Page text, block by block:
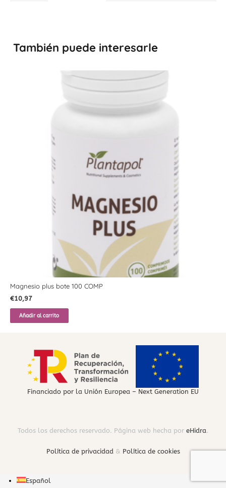
También puede interesarle
Magnesio plus bote 100 COMP
€10,97
Añadir al carrito
Financiado por la Unión Europea – Next Generation EU
Todos los derechos reservado. Página web hecha por eHidra.
Política de privacidad & Política de cookies
Español